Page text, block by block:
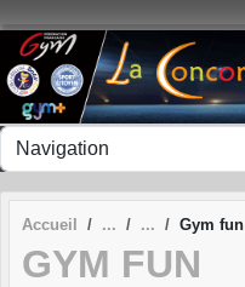
Accueil Gym fun
GYM FUN